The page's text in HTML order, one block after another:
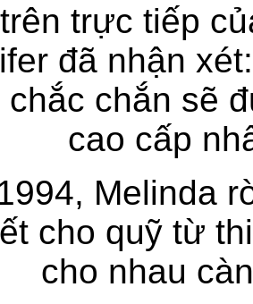
trực tiếp
đã nhận
chắc chắn sẽ
cao cấp
Melinda
cho quỹ từ
cho nhau